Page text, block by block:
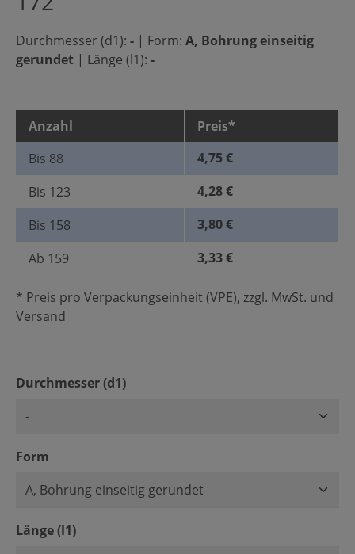
Durchmesser (d1): - | Form: A, Bohrung einseitig
gerundet | Länge (l1): -
Anzahl
Preis*
Bis 88
4,75 €
Bis 123
4,28 €
Bis 158
3,80 €
Ab 159 3,33 €
* Preis pro Verpackungseinheit (VPE), zzgl. MwSt. und
Versand
Durchmesser (d1)auswählen
Form
Länge (l1)auswählen